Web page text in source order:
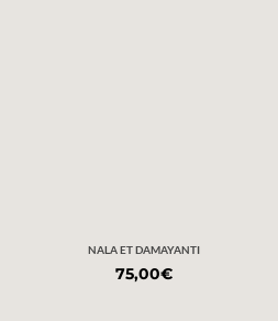
NALA ET DAMAYANTI
75,00€